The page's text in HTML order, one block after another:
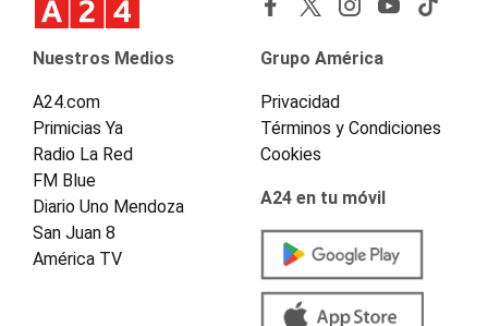
Nuestros Medios
A24.com
Primicias Ya
Radio La Red
FM Blue
Diario Uno Mendoza
San Juan 8
América TV
Grupo América
Privacidad
Términos y Condiciones
Cookies
A24 en tu móvil